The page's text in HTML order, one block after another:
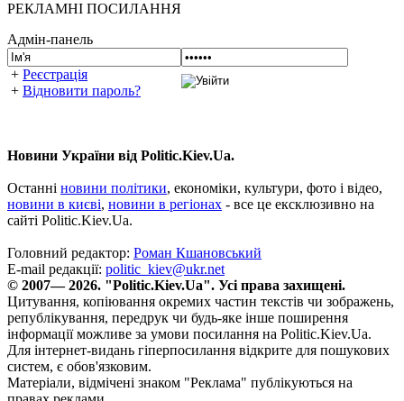
РЕКЛАМНІ ПОСИЛАННЯ
Адмін-панель
+ Реєстрація
+ Відновити пароль?
Новини України від Politic.Kiev.Ua.
Останні новини політики, економіки, культури, фото і відео,
новини в києві, новини в регіонах - все це ексклюзивно на
сайті Politic.Kiev.Ua.
Головний редактор: Роман Кшановський
E-mail редакції: politic_kiev@ukr.net
© 2007— 2026. "Politic.Kiev.Ua". Усі права захищені.
Цитування, копіювання окремих частин текстів чи зображень,
републікування, передрук чи будь-яке інше поширення
інформації можливе за умови посилання на Politic.Kiev.Ua.
Для інтернет-видань гіперпосилання відкрите для пошукових
систем, є обов'язковим.
Матеріали, відмічені знаком "Реклама" публікуються на